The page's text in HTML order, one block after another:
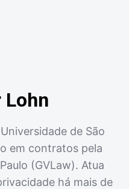
Lohn
de São
em contratos pela
(GVLaw). Atua
há mais de